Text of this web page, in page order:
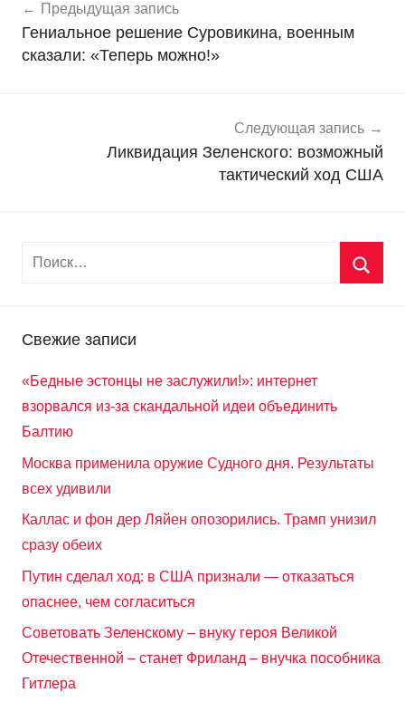
о
в
о
по
записям
Предыдущая запись
Гениальное решение Суровикина, военным
сказали: «Теперь можно!»
Следующая запись
Ликвидация Зеленского: возможный
тактический ход США
Свежие записи
«Бедные эстонцы не заслужили!»: интернет
взорвался из-за скандальной идеи объединить
Балтию
Москва применила оружие Судного дня. Результаты
всех удивили
Каллас и фон дер Ляйен опозорились. Трамп унизил
сразу обеих
Путин сделал ход: в США признали — отказаться
опаснее, чем согласиться
Советовать Зеленскому – внуку героя Великой
Отечественной – станет Фриланд – внучка пособника
Гитлера